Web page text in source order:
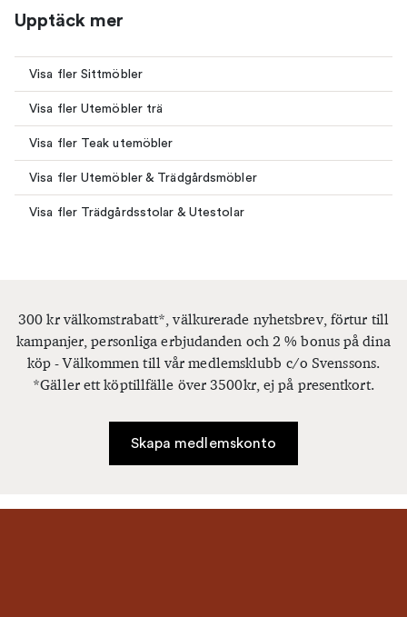
Upptäck mer
Visa fler Sittmöbler
Visa fler Utemöbler trä
Visa fler Teak utemöbler
Visa fler Utemöbler & Trädgårdsmöbler
Visa fler Trädgårdsstolar & Utestolar
300 kr välkomstrabatt*, välkurerade nyhetsbrev, förtur till
kampanjer, personliga erbjudanden och 2 % bonus på dina
köp - Välkommen till vår medlemsklubb c/o Svenssons.
*Gäller ett köptillfälle över 3500kr, ej på presentkort.
Skapa medlemskonto